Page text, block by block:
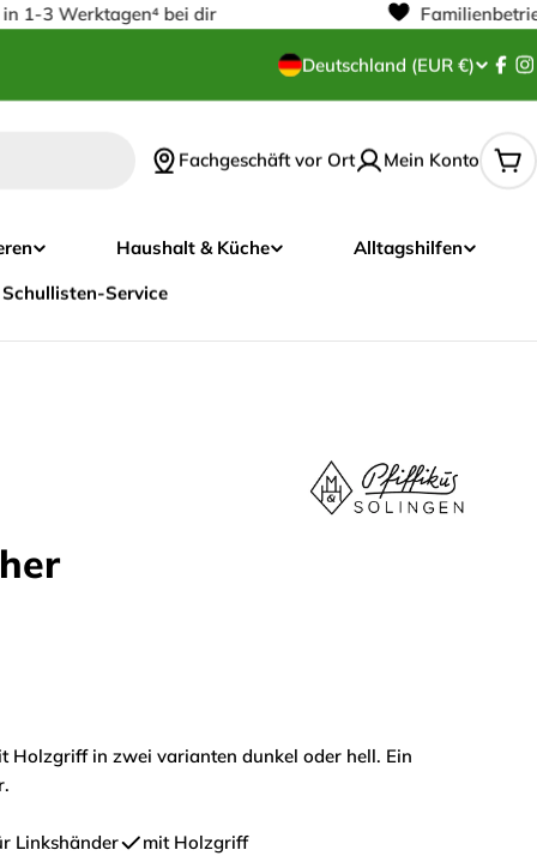
3 Werktagen⁴ bei dir ------------------ Familienbetrieb
L
n
R
Deutschland (EUR €)
Fachgeschäft vor Ort Mein Konto
Haushalt & Küche
Alltagshilfen
Schullisten-Service
Holzgriff in zwei varianten dunkel oder hell. Ein
Linkshänder mit Holzgriff